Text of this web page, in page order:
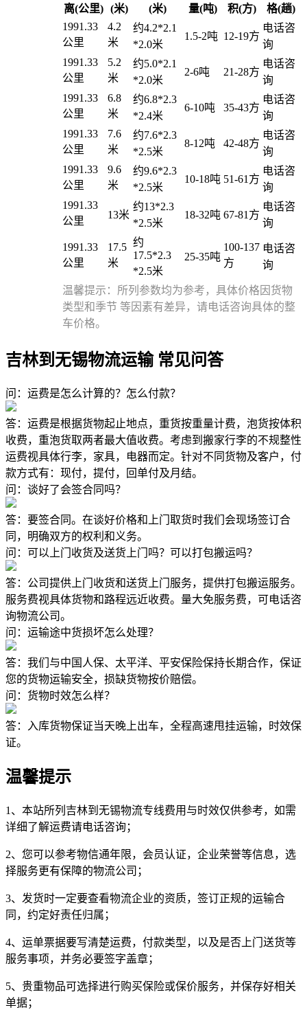
离(公里) (米) (米) 量(吨) 积(方)
格(趟)
1991.33
公里
4.2
米
约4.2*2.1
*2.0米
1.5-2吨 12-19方
电话咨
询
1991.33
公里
5.2
米
约5.0*2.1
*2.0米
2-6吨 21-28方
电话咨
询
1991.33
公里
6.8
米
约6.8*2.3
*2.4米
6-10吨 35-43方
电话咨
询
1991.33
公里
7.6
米
约7.6*2.3
*2.5米
8-12吨 42-48方
电话咨
询
1991.33
公里
9.6
米
约9.6*2.3
*2.5米
10-18吨 51-61方
电话咨
询
1991.33
公里
13米
约13*2.3
*2.5米
18-32吨 67-81方
电话咨
询
1991.33
公里
17.5
米
约
17.5*2.3
*2.5米
25-35吨
100-137
方
电话咨
询
温馨提示：所列参数均为参考，具体价格因货物
类型和季节 等因素有差异，请电话咨询具体的整
车价格。
吉林到无锡物流运输 常见问答
问：运费是怎么计算的？怎么付款？
答：运费是根据货物起止地点，重货按重量计费，泡货按体积
收费，重泡货取两者最大值收费。考虑到搬家行李的不规整性
运费视具体行李，家具，电器而定。针对不同货物及客户，付
款方式有：现付，提付，回单付及月结。
问：谈好了会签合同吗？
答：要签合同。在谈好价格和上门取货时我们会现场签订合
同，明确双方的权利和义务。
问：可以上门收货及送货上门吗？可以打包搬运吗？
答：公司提供上门收货和送货上门服务，提供打包搬运服务。
服务费视具体货物和路程远近收费。量大免服务费，可电话咨
询物流公司。
问：运输途中货损坏怎么处理？
答：我们与中国人保、太平洋、平安保险保持长期合作，保证
您的货物运输安全，损缺货物按价赔偿。
问：货物时效怎么样？
答：入库货物保证当天晚上出车，全程高速甩挂运输，时效保
证。
温馨提示
1、本站所列吉林到无锡物流专线费用与时效仅供参考，如需
详细了解运费请电话咨询；
2、您可以参考物信通年限，会员认证，企业荣誉等信息，选
择服务更有保障的物流公司；
3、发货时一定要查看物流企业的资质，签订正规的运输合
同，约定好责任归属；
4、运单票据要写清楚运费，付款类型，以及是否上门送货等
服务事项，并务必要签字盖章；
5、贵重物品可选择进行购买保险或保价服务，并保存好相关
单据；